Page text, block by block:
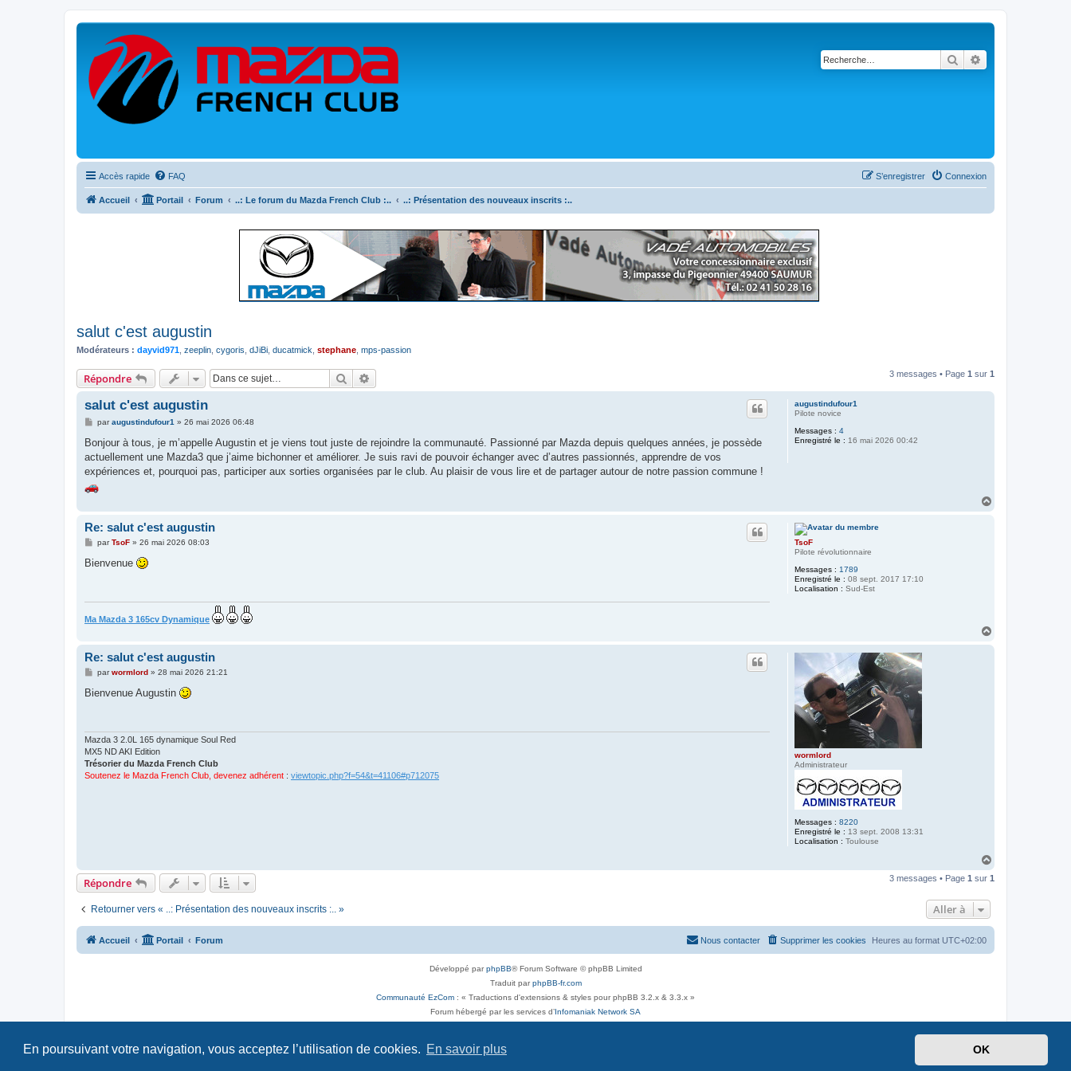
En poursuivant votre navigation, vous acceptez l’utilisation de cookies. En savoir plus OK
Rechercher
Accès rapide FAQ Connexion
S’enregistrer
Accueil Portail Forum ..: Le forum du Mazda French Club :.. ..: Présentation des nouveaux inscrits :..
salut c'est augustin
Modérateurs : dayvid971 zeeplin cygoris dJiBi ducatmick stephane mps-passion
Répondre Rechercher 3 messages • Page 1 sur 1
augustindufour1
Pilote novice
Messages : 4
Enregistré le : 16 mai 2026 00:42
salut c'est augustin
M
s
a
g
e
paraugustindufour1 » 26 mai 2026 06:48
Bonjour à tous, je m’appelle Augustin et je viens tout juste de rejoindre la communauté. Passionné par Mazda depuis quelques années, je possède
actuellement une Mazda3 que j’aime bichonner et améliorer. Je suis ravi de pouvoir échanger avec d’autres passionnés, apprendre de vos
expériences et, pourquoi pas, participer aux sorties organisées par le club. Au plaisir de vous lire et de partager autour de notre passion commune !
TsoF
Pilote révolutionnaire
Messages : 1789
Enregistré le : 08 sept. 2017 17:10
Localisation : Sud-Est
Re: salut c'est augustin
M
s
parTsoF» 26 mai 2026 08:03
Bienvenue
Ma Mazda 3 165cv Dynamique
wormlord
Administrateur
Messages : 8220
Enregistré le : 13 sept. 2008 13:31
Localisation : Toulouse
Re: salut c'est augustin
M
s
parwormlord» 28 mai 2026 21:21
Bienvenue Augustin
Mazda 3 2.0L 165 dynamique Soul Red
MX5 ND AKI Edition
Trésorier du Mazda French Club
Soutenez le Mazda French Club, devenez adhérent : viewtopic.php?f=54&t=41106#p712075
u
Répondre 3 messages • Page 1 sur 1
Retourner vers « ..: Présentation des nouveaux inscrits :.. » Aller à
Accueil Portail Forum Heures au format UTC+02:00
Supprimer les cookies
Nous contacter
Développé parphpBB® Forum Software © phpBB Limited
Traduit parphpBB-fr.com
Communauté EzCom : « Traductions d'extensions & styles pour phpBB 3.2.x & 3.3.x »
Forum hébergé par les services d’Infomaniak Network SA